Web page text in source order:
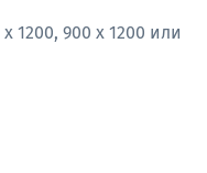
1200, 900 x 1200 или